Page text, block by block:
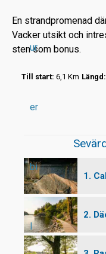
ur
er
bi
l
En strandpromenad
Vacker utsikt och
sten som bonus.
Till start: 6,1 Km Längd:
1.
2.